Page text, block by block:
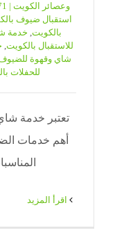
وعصائر الكويت | 65080771| ضيافة الكويت
استقبال ضيوف
بالكويت, خدمة
للاستقبال بالكويت,
شاي وقهوة
للحفلات
تعتبر خدمة
أهم خدمات